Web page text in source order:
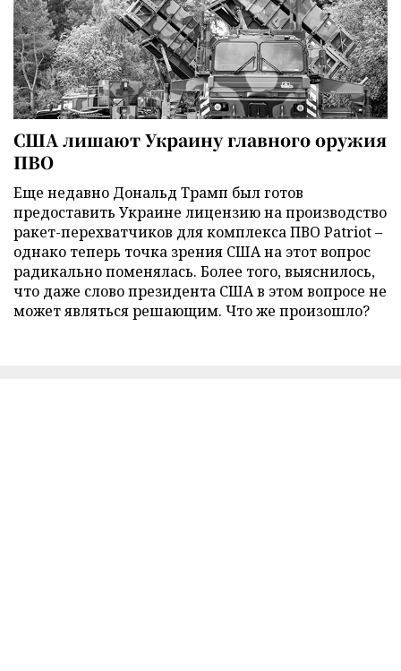
США лишают Украину главного оружия
ПВО
Еще недавно Дональд Трамп был готов
предоставить Украине лицензию на производство
ракет-перехватчиков для комплекса ПВО Patriot –
однако теперь точка зрения США на этот вопрос
радикально поменялась. Более того, выяснилось,
что даже слово президента США в этом вопросе не
может являться решающим. Что же произошло?